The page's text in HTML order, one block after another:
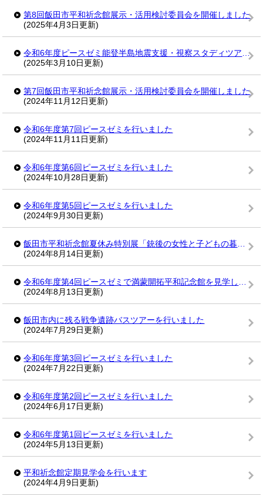
第8回飯田市平和祈念館展示・活用検討委員会を開催しました
(2025年4月3日更新)
令和6年度ピースゼミ能登半島地震支援・視察スタディツアーの報告会、修了式を行いました
(2025年3月10日更新)
第7回飯田市平和祈念館展示・活用検討委員会を開催しました
(2024年11月12日更新)
令和6年度第7回ピースゼミを行いました
(2024年11月11日更新)
令和6年度第6回ピースゼミを行いました
(2024年10月28日更新)
令和6年度第5回ピースゼミを行いました
(2024年9月30日更新)
(2024年8月14日更新)
(2024年8月13日更新)
飯田市内に残る戦争遺跡バスツアーを行いました
(2024年7月29日更新)
令和6年度第3回ピースゼミを行いました
(2024年7月22日更新)
令和6年度第2回ピースゼミを行いました
(2024年6月17日更新)
令和6年度第1回ピースゼミを行いました
(2024年5月13日更新)
平和祈念館定期見学会を行います
(2024年4月9日更新)